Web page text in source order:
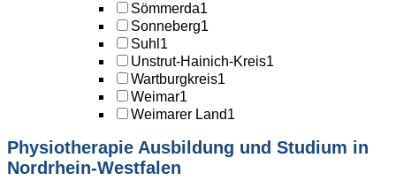
Sömmerda1
Sonneberg1
Suhl 1
Unstrut-Hainich-Kreis1
Wartburgkreis1
Weimar1
Weimarer Land1
Physiotherapie Ausbildung und Studium in
Nordrhein-Westfalen